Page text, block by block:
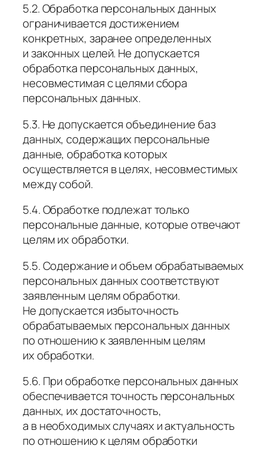
5.2. Обработка персональных данных
ограничивается достижением
конкретных, заранее определенных
и законных целей. Не допускается
обработка персональных данных,
несовместимая с целями сбора
персональных данных.
5.3. Не допускается объединение баз
данных, содержащих персональные
данные, обработка которых
осуществляется в целях, несовместимых
между собой.
5.4. Обработке подлежат только
персональные данные, которые отвечают
целям их обработки.
5.5. Содержание и объем обрабатываемых
персональных данных соответствуют
заявленным целям обработки.
Не допускается избыточность
обрабатываемых персональных данных
по отношению к заявленным целям
их обработки.
5.6. При обработке персональных данных
обеспечивается точность персональных
данных, их достаточность,
а в необходимых случаях и актуальность
по отношению к целям обработки